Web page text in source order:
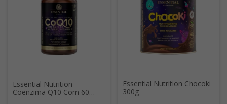
Essential Nutrition
Coenzima Q10 Com 60
Essential Nutrition Chocoki
300g